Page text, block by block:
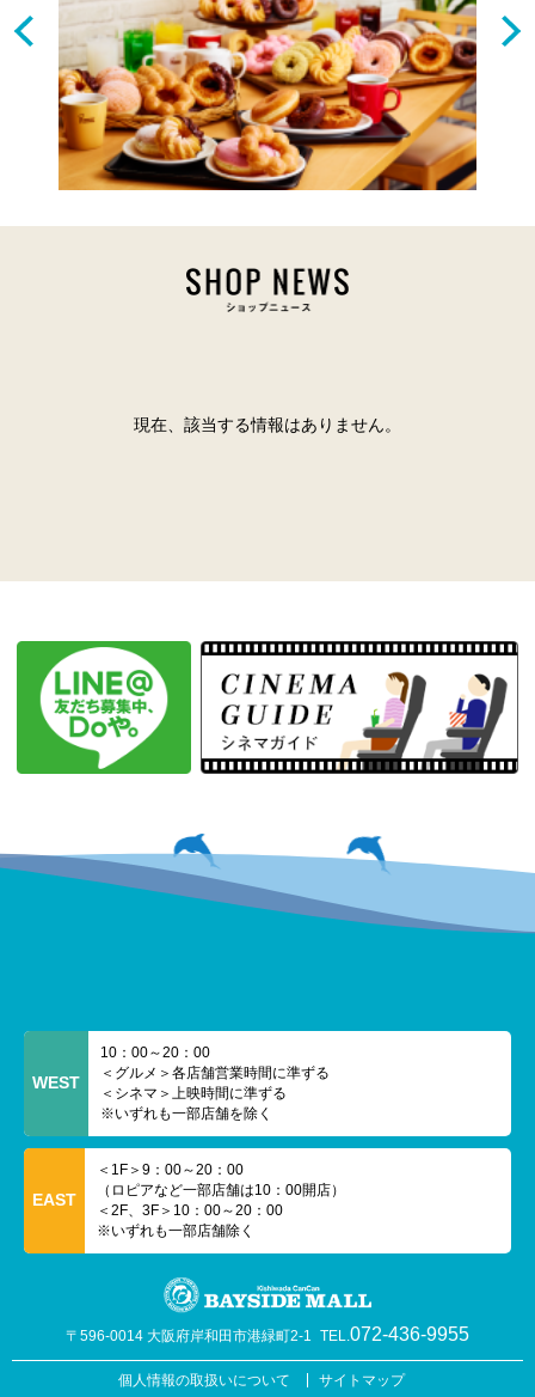
現在、該当する情報はありません。
〒596-0014 大阪府岸和田市港緑町2-1 TEL.072-436-9955
個人情報の取扱いについて サイトマップ
WEST
10：00～20：00
＜グルメ＞各店舗営業時間に準ずる
＜シネマ＞上映時間に準ずる
※いずれも一部店舗を除く
EAST
＜1F＞9：00～20：00
（ロピアなど一部店舗は10：00開店）
＜2F、3F＞10：00～20：00
※いずれも一部店舗除く